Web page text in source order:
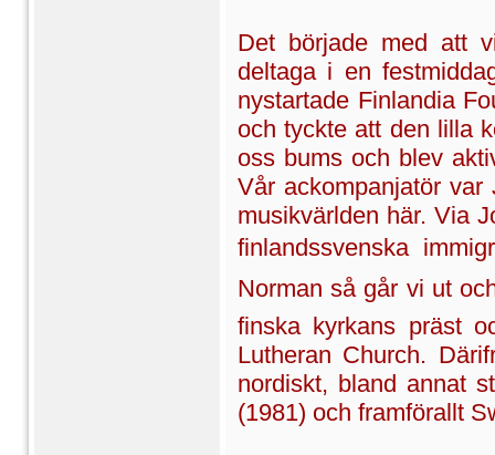
Det började med att
deltaga i en
nystartade Finlandia
och tyckte att den lilla
oss bums och blev
Vår ackompanjatör
musikvärlden här. Via
finlandssvenska
Norman så går vi ut
finska kyrkans präst
Lutheran Church.
nordiskt, bland annat
(1981) och framförallt